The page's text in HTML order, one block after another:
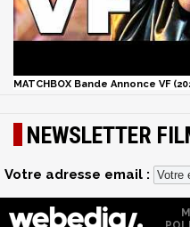
MATCHBOX Bande Annonce VF
NEWSLETTER
Votre adresse email :